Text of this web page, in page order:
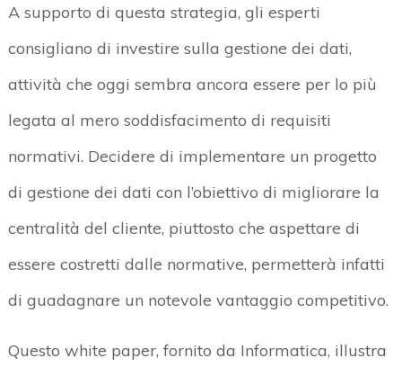
A supporto di questa strategia, gli esperti
consigliano di investire sulla gestione dei dati,
attività che oggi sembra ancora essere per lo più
legata al mero soddisfacimento di requisiti
normativi. Decidere di implementare un progetto
di gestione dei dati con l’obiettivo di migliorare la
centralità del cliente, piuttosto che aspettare di
essere costretti dalle normative, permetterà infatti
di guadagnare un notevole vantaggio competitivo.
Questo white paper, fornito da Informatica, illustra